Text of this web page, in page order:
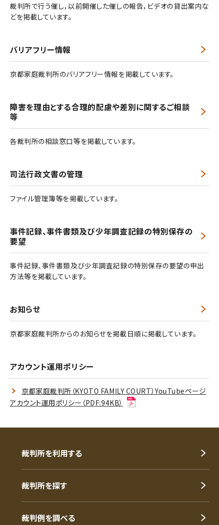
裁判所で行う催し，以前開催した催しの報告，ビデオの貸出案内な
どを掲載しています。
バリアフリー情報
京都家庭裁判所のバリアフリー情報を掲載しています。
障害を理由とする合理的配慮や差別に関するご相談
等
各裁判所の相談窓口等を掲載しています。
司法行政文書の管理
ファイル管理簿等を掲載しています。
事件記録、事件書類及び少年調査記録の特別保存の
要望
事件記録、事件書類及び少年調査記録の特別保存の要望の申出
方法等を掲載しています。
お知らせ
京都家庭裁判所からのお知らせを掲載日順に掲載しています。
アカウント運用ポリシー
京都家庭裁判所（KYOTO FAMILY COURT）YouTubeページ
アカウント運用ポリシー（PDF:94KB）
裁判所を利用する
裁判所を探す
裁判例を調べる